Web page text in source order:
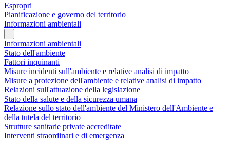
Espropri
Pianificazione e governo del territorio
Informazioni ambientali
Informazioni ambientali
Stato dell'ambiente
Fattori inquinanti
Misure incidenti sull'ambiente e relative analisi di impatto
Misure a protezione dell'ambiente e relative analisi di impatto
Relazioni sull'attuazione della legislazione
Stato della salute e della sicurezza umana
Relazione sullo stato dell'ambiente del Ministero dell'Ambiente e
della tutela del territorio
Strutture sanitarie private accreditate
Interventi straordinari e di emergenza